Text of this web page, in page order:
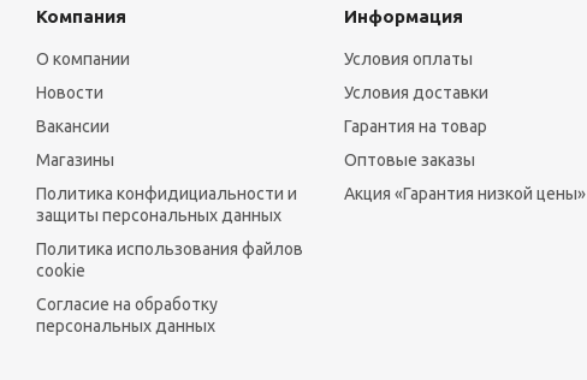
Компания
О компании
Новости
Вакансии
Магазины
Политика конфидициальности и
защиты персональных данных
Политика использования файлов
cookie
Согласие на обработку
персональных данных
Информация
Условия оплаты
Условия доставки
Гарантия на товар
Оптовые заказы
Акция «Гарантия низкой цены»